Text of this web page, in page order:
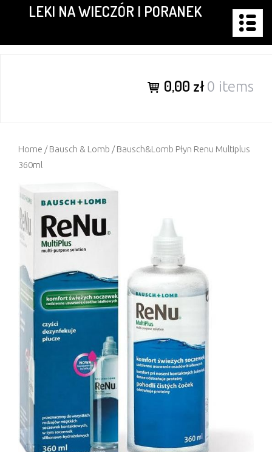
content
LEKI NA WIECZÓR I PORANEK
0,00 zł0 items
Home /Bausch & Lomb / Bausch&Lomb Płyn Renu Multiplus
360ml